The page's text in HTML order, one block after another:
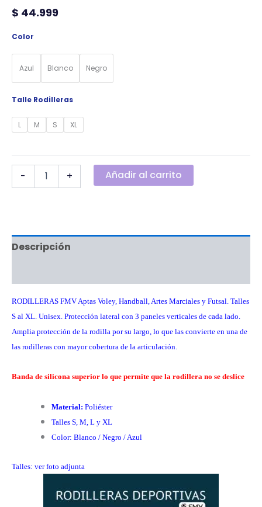
$ 44.999
Color
Azul Blanco Negro
Talle Rodilleras
L M S XL
- + Añadir al carrito
Descripción
RODILLERAS FMV Aptas Voley, Handball, Artes Marciales y Futsal. Talles
S al XL. Unisex. Protección lateral con 3 paneles verticales de cada lado.
Amplia protección de la rodilla por su largo, lo que las convierte en una de
las rodilleras con mayor cobertura de la articulación.
Banda de silicona superior lo que permite que la rodillera no se deslice
Material: Poliéster
Talles S, M, L y XL
Color: Blanco / Negro / Azul
Talles: ver foto adjunta